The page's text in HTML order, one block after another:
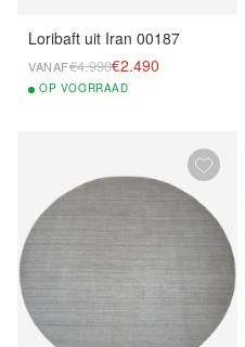
Loribaft uit Iran 00187
VANAF€4.990€2.490
OP VOORRAAD